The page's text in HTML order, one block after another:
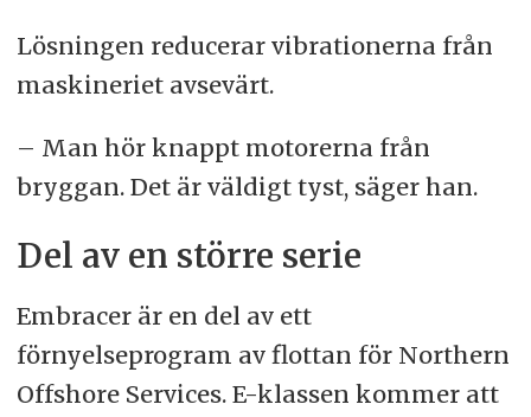
Lösningen reducerar vibrationerna från
maskineriet avsevärt.
– Man hör knappt motorerna från
bryggan. Det är väldigt tyst, säger han.
Del av en större serie
Embracer är en del av ett
förnyelseprogram av flottan för Northern
Offshore Services. E-klassen kommer att